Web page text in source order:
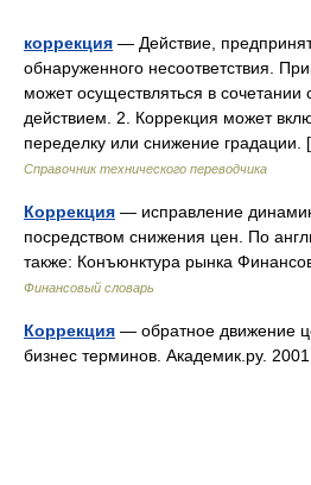
коррекция — Действие,
обнаруженного несоответствия.
может осуществляться в
действием. 2. Коррекция может
переделку или снижение
Справочник технического переводчика
Коррекция — исправление
посредством снижения цен. По
также: Конъюнктура рынка
Финансовый словарь
Коррекция — обратное движение
бизнес терминов. Академик.ру.